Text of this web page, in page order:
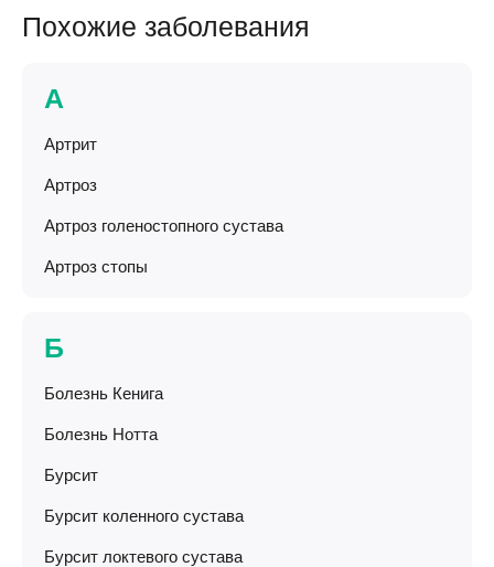
Похожие заболевания
А
Артрит
Артроз
Артроз голеностопного сустава
Артроз стопы
Б
Болезнь Кенига
Болезнь Нотта
Бурсит
Бурсит коленного сустава
Бурсит локтевого сустава